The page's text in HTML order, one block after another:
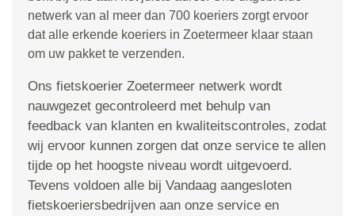
netwerk van al meer dan 700 koeriers zorgt ervoor
dat alle erkende koeriers in Zoetermeer klaar staan
om uw pakket te verzenden.
Ons fietskoerier Zoetermeer netwerk wordt
nauwgezet gecontroleerd met behulp van
feedback van klanten en kwaliteitscontroles, zodat
wij ervoor kunnen zorgen dat onze service te allen
tijde op het hoogste niveau wordt uitgevoerd.
Tevens voldoen alle bij Vandaag aangesloten
fietskoeriersbedrijven aan onze service en